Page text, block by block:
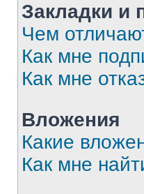
Закладки и
Чем
Как мне
Как мне
Вложения
Какие
Как мне